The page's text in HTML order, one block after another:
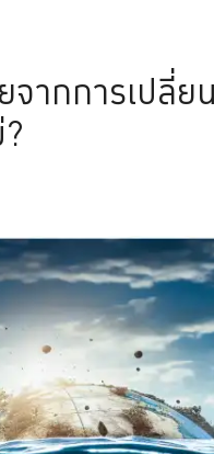
จากการเป